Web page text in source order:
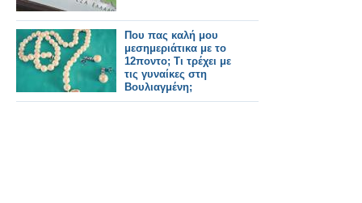
Που πας καλή μου
μεσημεριάτικα με το
12ποντο; Τι τρέχει με
τις γυναίκες στη
Βουλιαγμένη;